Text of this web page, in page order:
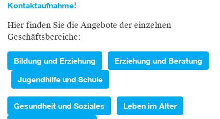
Kontaktaufnahme!
Hier finden Sie die Angebote der einzelnen
Geschäftsbereiche:
Bildung und Erziehung
Erziehung und Beratung
Jugendhilfe und Schule
Gesundheit und Soziales
Leben im Alter